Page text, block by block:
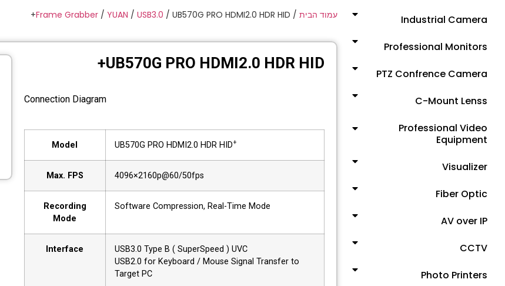
Industrial Camera
Professional Monitors
PTZ Confrence Camera
C-Mount Lenss
Professional Video
Equipment
Visualizer
Fiber Optic
AV over IP
CCTV
Photo Printers
עמוד הבית /
Frame Grabber / YUAN / USB3.0 / UB570G PRO HDMI2.0 HDR HID+
UB570G PRO HDMI2.0 HDR HID+
Connection Diagram
Model UB570G PRO HDMI2.0 HDR HID+
Max. FPS 4096×2160p@60/50fps
Recording
Mode
Software Compression, Real-Time Mode
Interface
USB3.0 Type B ( SuperSpeed ) UVC
USB2.0 for Keyboard / Mouse Signal Transfer to
Target PC